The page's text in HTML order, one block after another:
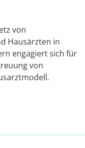
von
Hausärzten in
engagiert sich für
von